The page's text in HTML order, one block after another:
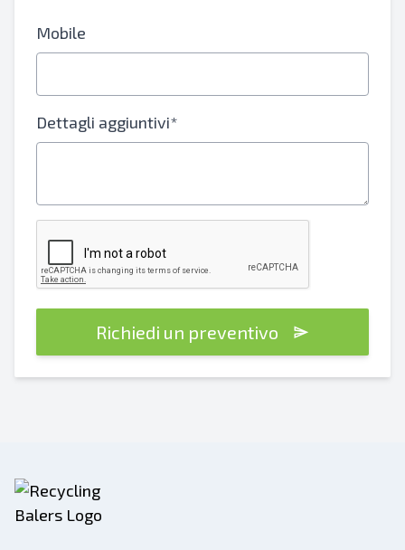
Mobile
Dettagli aggiuntivi*
Richiedi un preventivo